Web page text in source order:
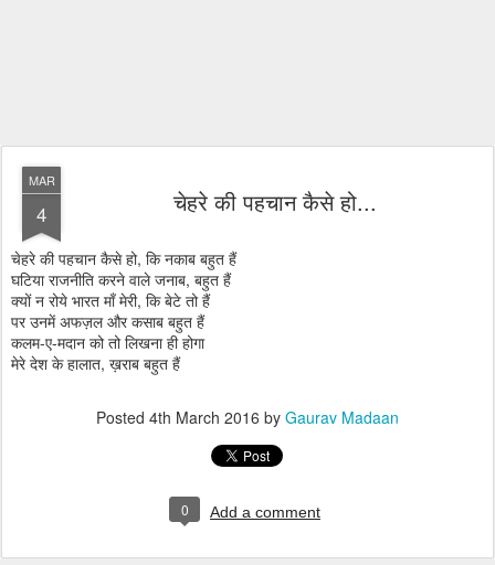
MAR
4 चेहरे की पहचान कैसे हो...
चेहरे की पहचान कैसे हो, कि नकाब बहुत हैं
घटिया राजनीति करने वाले जनाब, बहुत हैं
क्यों न रोये भारत माँ मेरी, कि बेटे तो हैं
पर उनमें अफज़ल और कसाब बहुत हैं
कलम-ए-मदान को तो लिखना ही होगा
मेरे देश के हालात, ख़राब बहुत हैं
Posted 4th March 2016 by Gaurav Madaan
0 Add a comment